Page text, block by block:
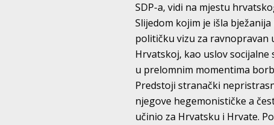
SDP-a, vidi na mjestu
Slijedom kojim je išla
političku vizu za ravnopravan
Hrvatskoj, kao uslov
u prelomnim momentima
Predstoji stranački
njegove hegemonističke a
učinio za Hrvatsku i Hrvate.